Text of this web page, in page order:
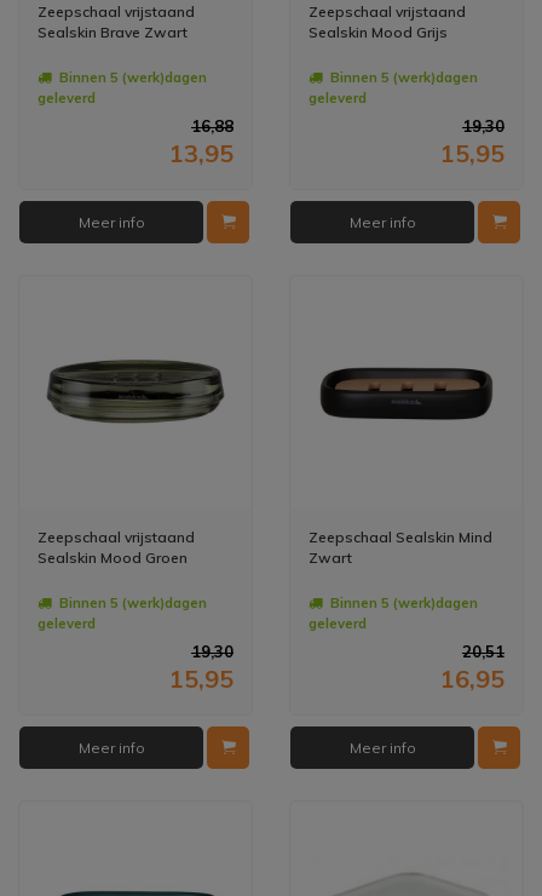
Zeepschaal vrijstaand
Sealskin Brave Zwart
Binnen 5 (werk)dagen
geleverd
16,88
13,95
Meer info
Zeepschaal vrijstaand
Sealskin Mood Grijs
Binnen 5 (werk)dagen
geleverd
19,30
15,95
Meer info
Zeepschaal vrijstaand
Sealskin Mood Groen
Binnen 5 (werk)dagen
geleverd
19,30
15,95
Meer info
Zeepschaal Sealskin Mind
Zwart
Binnen 5 (werk)dagen
geleverd
20,51
16,95
Meer info